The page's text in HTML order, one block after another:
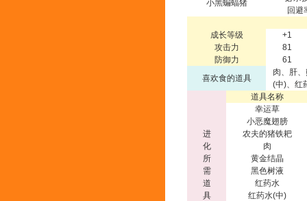
小黑蝙蝠猪
回避
成长等级
+1
攻击力
81
防御力
61
喜欢食的道具
肉、肝
(中)、红
进
化
所
需
道
具
道具名称
幸运草
小恶魔翅膀
农夫的猪铁耙
肉
黄金结晶
黑色树液
红药水
红药水(中)